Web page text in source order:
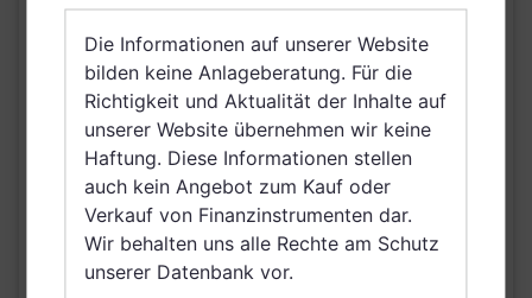
VERTRIEBSZULASSUNG
Großbritannien und
Nordirland, Österreich,
Schweiz, Finnland,
Dänemark, Hong Kong,
Ungarn, Schweden,
Irland, Belgien, Taiwan
(Provinz Chinas),
Netherlands (Kingdom
of the), Norwegen,
Die Informationen auf unserer Website
bilden keine Anlageberatung. Für die
Richtigkeit und Aktualität der Inhalte auf
unserer Website übernehmen wir keine
Haftung. Diese Informationen stellen
auch kein Angebot zum Kauf oder
Verkauf von Finanzinstrumenten dar.
Wir behalten uns alle Rechte am Schutz
unserer Datenbank vor.